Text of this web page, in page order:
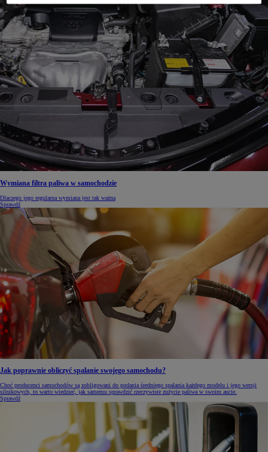
Wymiana filtra paliwa w samochodzie
Dlaczego jego regularna wymiana jest tak ważna
Sprawdź
Jak poprawnie obliczyć spalanie swojego samochodu?
Choć producenci samochodów są zobligowani do podania średniego spalania każdego modelu i jego wersji
silnikowych, to warto wiedzieć, jak samemu sprawdzić rzeczywiste zużycie paliwa w swoim aucie.
Sprawdź